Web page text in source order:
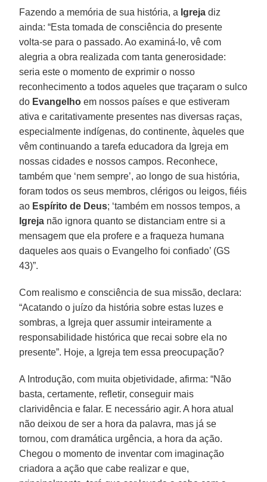
Fazendo a memória de sua história, a Igreja diz
ainda: “Esta tomada de consciência do presente
volta-se para o passado. Ao examiná-lo, vê com
alegria a obra realizada com tanta generosidade:
seria este o momento de exprimir o nosso
reconhecimento a todos aqueles que traçaram o sulco
do Evangelho em nossos países e que estiveram
ativa e caritativamente presentes nas diversas raças,
especialmente indígenas, do continente, àqueles que
vêm continuando a tarefa educadora da Igreja em
nossas cidades e nossos campos. Reconhece,
também que ‘nem sempre’, ao longo de sua história,
foram todos os seus membros, clérigos ou leigos, fiéis
ao Espírito de Deus; ‘também em nossos tempos, a
Igreja não ignora quanto se distanciam entre si a
mensagem que ela profere e a fraqueza humana
daqueles aos quais o Evangelho foi confiado’ (GS
43)”.
Com realismo e consciência de sua missão, declara:
“Acatando o juízo da história sobre estas luzes e
sombras, a Igreja quer assumir inteiramente a
responsabilidade histórica que recai sobre ela no
presente”. Hoje, a Igreja tem essa preocupação?
A Introdução, com muita objetividade, afirma: “Não
basta, certamente, refletir, conseguir mais
clarividência e falar. E necessário agir. A hora atual
não deixou de ser a hora da palavra, mas já se
tornou, com dramática urgência, a hora da ação.
Chegou o momento de inventar com imaginação
criadora a ação que cabe realizar e que,